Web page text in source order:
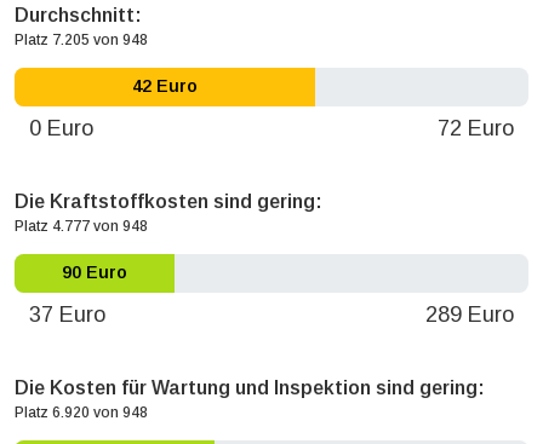
Durchschnitt:
Platz 7.205 von 948
42 Euro
0 Euro 72 Euro
Die Kraftstoffkosten sind gering:
Platz 4.777 von 948
90 Euro
37 Euro 289 Euro
Die Kosten für Wartung und Inspektion sind gering:
Platz 6.920 von 948